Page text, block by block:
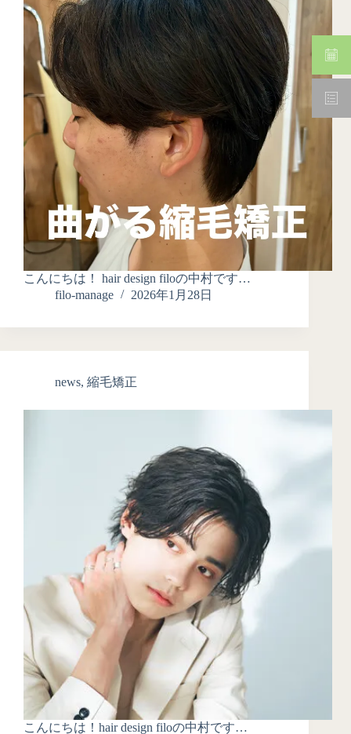
こんにちは！ hair design filoの中村です…
filo-manage
2026年1月28日
news, 縮毛矯正
こんにちは！hair design filoの中村です…